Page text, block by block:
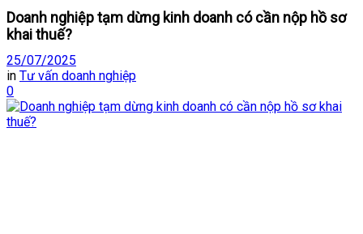
Doanh nghiệp tạm dừng kinh doanh có cần nộp hồ sơ
khai thuế?
25/07/2025
in Tư vấn doanh nghiệp
0